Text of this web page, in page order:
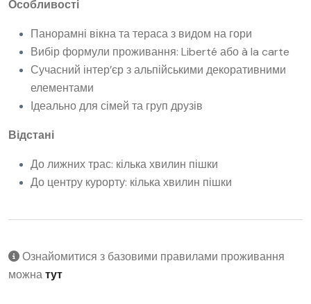
Особливості
Панорамні вікна та тераса з видом на гори
Вибір формули проживання: Liberté або à la carte
Сучасний інтер’єр з альпійськими декоративними
елементами
Ідеально для сімей та груп друзів
Відстані
До лижних трас: кілька хвилин пішки
До центру курорту: кілька хвилин пішки
Ознайомитися з базовими правилами проживання
можнатут